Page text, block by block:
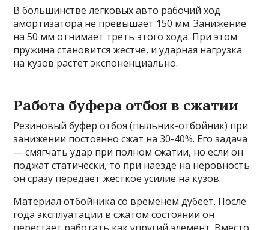
В большинстве легковых авто рабочий ход
амортизатора не превышает 150 мм. Занижение
на 50 мм отнимает треть этого хода. При этом
пружина становится жестче, и ударная нагрузка
на кузов растет экспоненциально.
Работа буфера отбоя в сжатии
Резиновый буфер отбоя (пыльник-отбойник) при
занижении постоянно сжат на 30-40%. Его задача
— смягчать удар при полном сжатии, но если он
поджат статически, то при наезде на неровность
он сразу передает жесткое усилие на кузов.
Материал отбойника со временем дубеет. После
года эксплуатации в сжатом состоянии он